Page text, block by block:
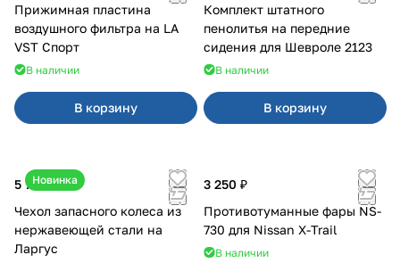
Прижимная пластина
воздушного фильтра на LA
VST Спорт
В наличии
В корзину
Комплект штатного
пенолитья на передние
сидения для Шевроле 2123
В наличии
В корзину
Новинка
5 700 ₽
Чехол запасного колеса из
нержавеющей стали на
Ларгус
3 250 ₽
Противотуманные фары NS-
730 для Nissan X-Trail
В наличии